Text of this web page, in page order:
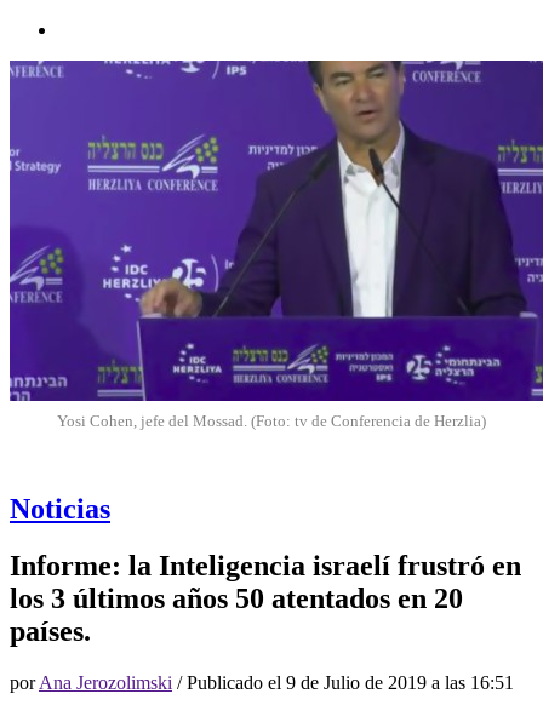
Yosi Cohen, jefe del Mossad. (Foto: tv de Conferencia de Herzlia)
Noticias
Informe: la Inteligencia israelí frustró en
los 3 últimos años 50 atentados en 20
países.
porAna Jerozolimski / Publicado el 9 de Julio de 2019 a las 16:51